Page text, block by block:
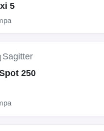
5
Sagitter
250